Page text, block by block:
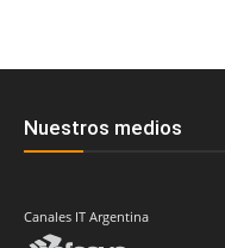
Nuestros medios
Canales IT Argentina